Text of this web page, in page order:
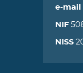
e-mail
NIF
NISS